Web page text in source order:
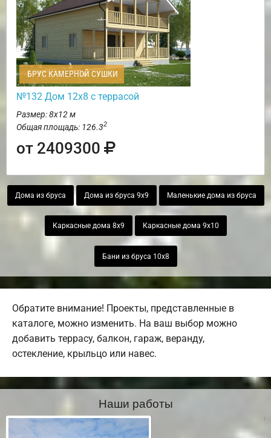
БРУС КАМЕРНОЙ СУШКИ
№132 Дом 12х8 с террасой
Размер: 8х12 м
Общая площадь: 126.32
от 2409300
Дома из бруса Дома из бруса 9х9 Маленькие дома из бруса
Каркасные дома 8х9 Каркасные дома 9х10
Бани из бруса 10х8
Обратите внимание! Проекты, представленные в
каталоге, можно изменить. На ваш выбор можно
добавить террасу, балкон, гараж, веранду,
остекление, крыльцо или навес.
Наши работы